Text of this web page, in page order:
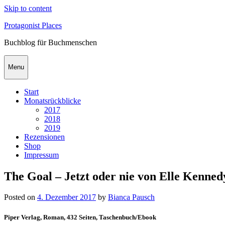
Skip to content
Protagonist Places
Buchblog für Buchmenschen
Menu
Start
Monatsrückblicke
2017
2018
2019
Rezensionen
Shop
Impressum
The Goal – Jetzt oder nie von Elle
Posted on 4. Dezember 2017 by Bianca Pausch
Piper Verlag, Roman, 432 Seiten, Taschenbuch/Ebook